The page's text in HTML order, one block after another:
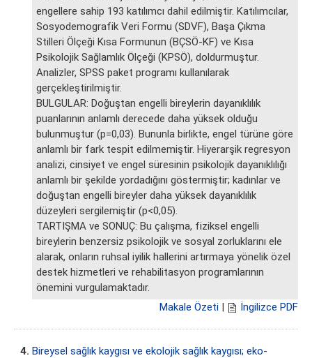
engellere sahip 193 katılımcı dahil edilmiştir. Katılımcılar,
Sosyodemografik Veri Formu (SDVF), Başa Çıkma
Stilleri Ölçeği Kısa Formunun (BÇSÖ-KF) ve Kısa
Psikolojik Sağlamlık Ölçeği (KPSÖ), doldurmuştur.
Analizler, SPSS paket programı kullanılarak
gerçekleştirilmiştir.
BULGULAR: Doğuştan engelli bireylerin dayanıklılık
puanlarının anlamlı derecede daha yüksek olduğu
bulunmuştur (p=0,03). Bununla birlikte, engel türüne göre
anlamlı bir fark tespit edilmemiştir. Hiyerarşik regresyon
analizi, cinsiyet ve engel süresinin psikolojik dayanıklılığı
anlamlı bir şekilde yordadığını göstermiştir; kadınlar ve
doğuştan engelli bireyler daha yüksek dayanıklılık
düzeyleri sergilemiştir (p<0,05).
TARTIŞMA ve SONUÇ: Bu çalışma, fiziksel engelli
bireylerin benzersiz psikolojik ve sosyal zorluklarını ele
alarak, onların ruhsal iyilik hallerini artırmaya yönelik özel
destek hizmetleri ve rehabilitasyon programlarının
önemini vurgulamaktadır.
Makale Özeti | İngilizce PDF
4. Bireysel sağlık kaygısı ve ekolojik sağlık kaygısı; eko-